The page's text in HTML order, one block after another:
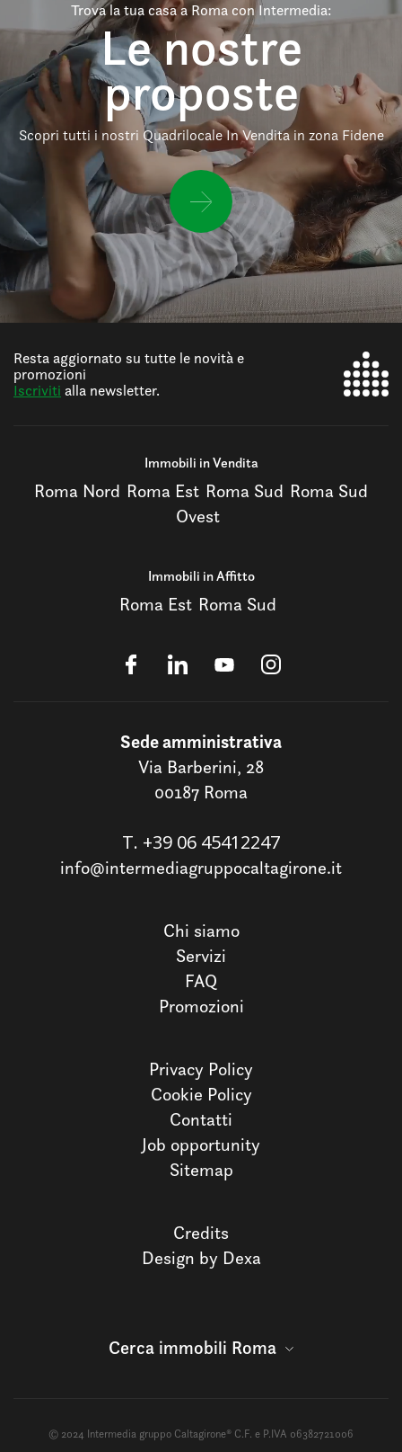
Trova la tua casa a Roma con Intermedia:
Le nostre
proposte
Scopri tutti i nostri Quadrilocale In Vendita in zona Fidene
Resta aggiornato su tutte le novità e
promozioni
Iscriviti alla newsletter.
Immobili in Vendita
Roma Nord Roma Est Roma Sud Roma Sud
Ovest
Immobili in Affitto
Roma Est Roma Sud
Sede amministrativa
Via Barberini, 28
00187 Roma
T. +39 06 45412247
info@intermediagruppocaltagirone.it
Chi siamo
Servizi
FAQ
Promozioni
Privacy Policy
Cookie Policy
Contatti
Job opportunity
Sitemap
Credits
Design by Dexa
Cerca immobili Roma
© 2024 Intermedia gruppo Caltagirone® C.F. e P.IVA 06382721006